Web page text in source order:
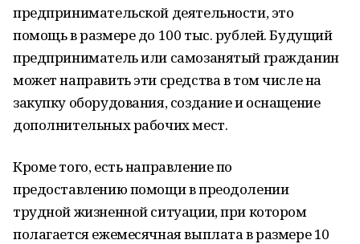
предпринимательской деятельности, это
помощь в размере до 100 тыс. рублей. Будущий
предприниматель или самозанятый гражданин
может направить эти средства в том числе на
закупку оборудования, создание и оснащение
дополнительных рабочих мест.
Кроме того, есть направление по
предоставлению помощи в преодолении
трудной жизненной ситуации, при котором
полагается ежемесячная выплата в размере 10